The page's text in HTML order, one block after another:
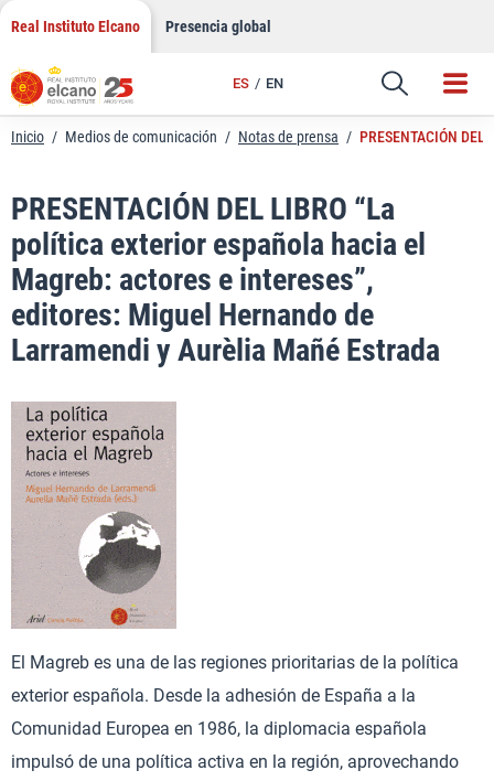
Saltar
contenido
Real Instituto Elcano Presencia global
ES EN
Enlace
Inicio / Medios de comunicación / Notas de prensa / PRESENTACIÓN
PRESENTACIÓN DEL LIBRO “La
política exterior española hacia el
Magreb: actores e intereses”,
editores: Miguel Hernando de
Larramendi y Aurèlia Mañé Estrada
El Magreb es una de las regiones prioritarias de la política
exterior española. Desde la adhesión de España a la
Comunidad Europea en 1986, la diplomacia española
impulsó de una política activa en la región, aprovechando